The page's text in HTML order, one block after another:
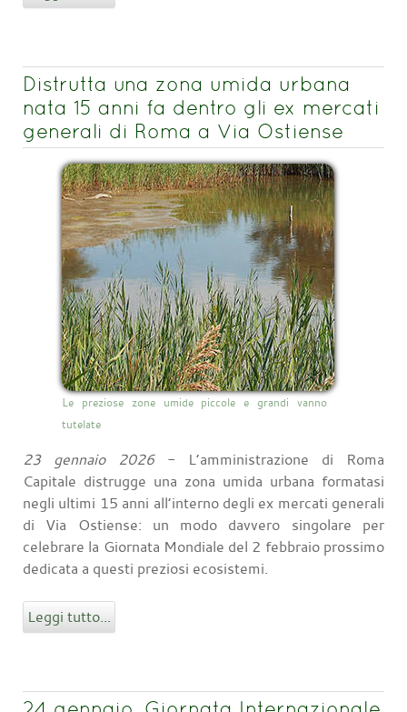
Distrutta una zona umida urbana
nata 15 anni fa dentro gli ex mercati
generali di Roma a Via Ostiense
Le preziose zone umide piccole e grandi vanno
tutelate
23 gennaio 2026- L’amministrazione di Roma
Capitale distrugge una zona umida urbana formatasi
negli ultimi 15 anni all’interno degli ex mercati generali
di Via Ostiense: un modo davvero singolare per
celebrare la Giornata Mondiale del 2 febbraio prossimo
dedicata a questi preziosi ecosistemi.
Leggi tutto...